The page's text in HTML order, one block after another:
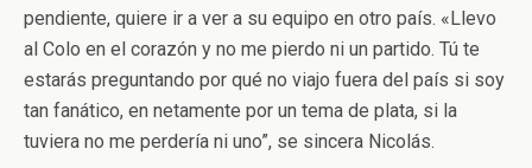
pendiente, quiere ir a ver a su equipo en otro país. «Llevo
al Colo en el corazón y no me pierdo ni un partido. Tú te
estarás preguntando por qué no viajo fuera del país si soy
tan fanático, en netamente por un tema de plata, si la
tuviera no me perdería ni uno”, se sincera Nicolás.